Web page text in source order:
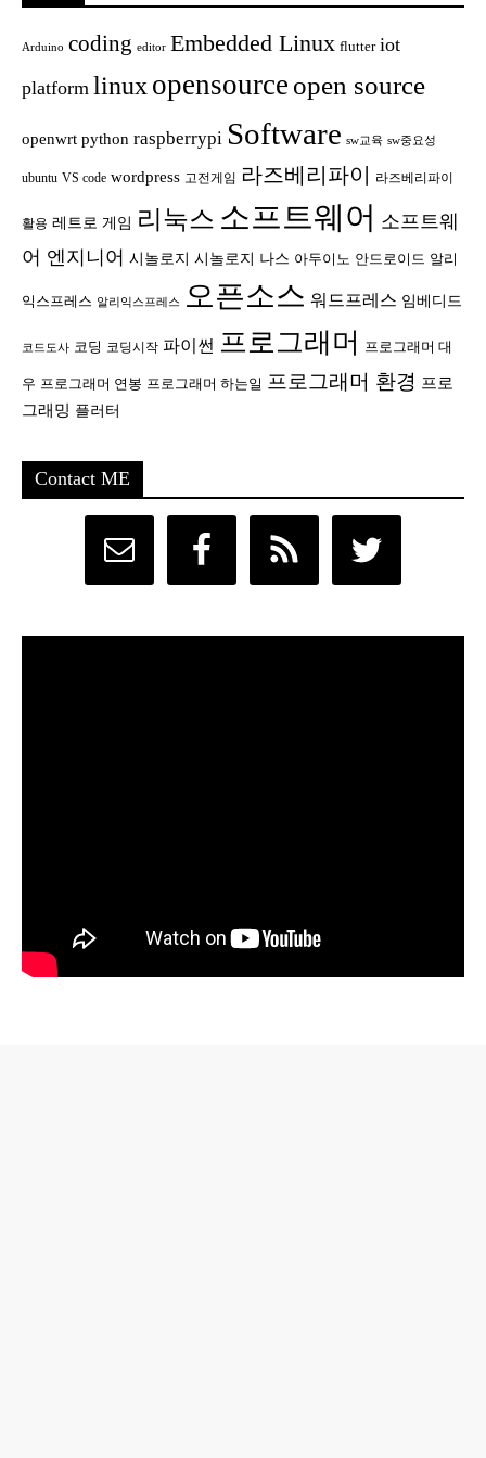
Arduino coding editor Embedded Linux flutter iot
platform linux opensource open source
openwrt python raspberrypi Software sw교육 sw중요성
ubuntu VS code wordpress 고전게임 라즈베리파이 라즈베리파이
활용 레트로 게임 리눅스 소프트웨어 소프트웨
어 엔지니어 시놀로지 시놀로지 나스 아두이노 안드로이드 알리
익스프레스 알리익스프레스 오픈소스 워드프레스 임베디드
코드도사 코딩 코딩시작 파이썬 프로그래머 프로그래머 대
우 프로그래머 연봉 프로그래머 하는일 프로그래머 환경 프로
그래밍 플러터
Contact ME